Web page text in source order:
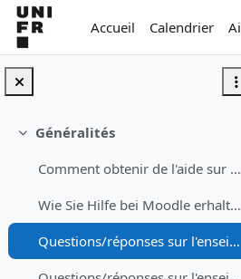
Passer au contenu principal
Accueil
Calendrier
Replier
Généralités
Comment obtenir de l'aide sur Moodle
Wie Sie Hilfe bei Moodle erhalten können
Questions/réponses sur l'enseignement avec Moodle - Fragen/Antworten zum Unterrichen mit Moodle